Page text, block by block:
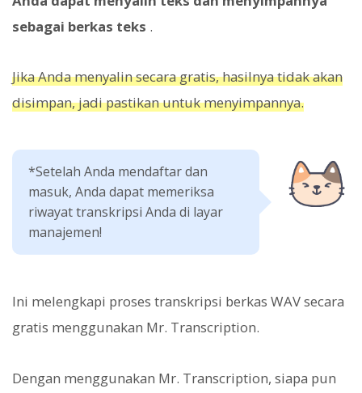
sebagai berkas teks .
Jika Anda menyalin secara gratis, hasilnya tidak akan
disimpan, jadi pastikan untuk menyimpannya.
*Setelah Anda mendaftar dan
masuk, Anda dapat memeriksa
riwayat transkripsi Anda di layar
manajemen!
Ini melengkapi proses transkripsi berkas WAV secara
gratis menggunakan Mr. Transcription.
Dengan menggunakan Mr. Transcription, siapa pun